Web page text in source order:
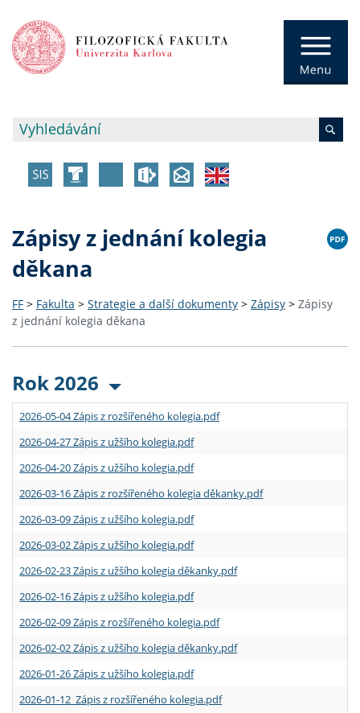
Zápisy z jednání kolegia
děkana
FF > Fakulta > Strategie a další dokumenty > Zápisy > Zápisy
z jednání kolegia děkana
Rok 2026
2026-05-04 Zápis z rozšířeného kolegia.pdf
2026-04-27 Zápis z užšího kolegia.pdf
2026-04-20 Zápis z užšího kolegia.pdf
2026-03-16 Zápis z rozšířeného kolegia děkanky.pdf
2026-03-09 Zápis z užšího kolegia.pdf
2026-03-02 Zápis z užšího kolegia.pdf
2026-02-23 Zápis z užšího kolegia děkanky.pdf
2026-02-16 Zápis z užšího kolegia.pdf
2026-02-09 Zápis z rozšířeného kolegia.pdf
2026-02-02 Zápis z užšího kolegia děkanky.pdf
2026-01-26 Zápis z užšího kolegia.pdf
2026-01-12 Zápis z rozšířeného kolegia.pdf